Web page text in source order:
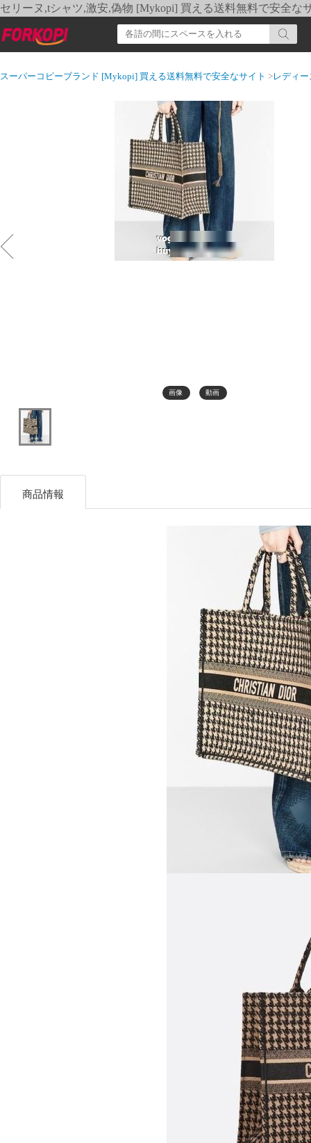
セリーヌ,tシャツ,激安,偽物 [Mykopi] 買える送料無料で安全な
スーパーコピーブランド [Mykopi] 買える送料無料で安全なサイト >レディ
画像 動画
商品情報